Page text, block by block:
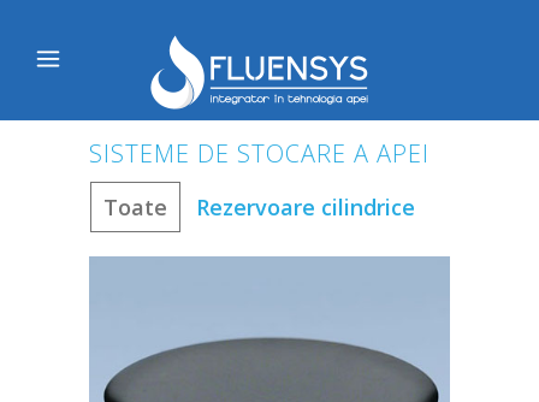
SISTEME DE STOCARE A APEI
Toate Rezervoare cilindrice